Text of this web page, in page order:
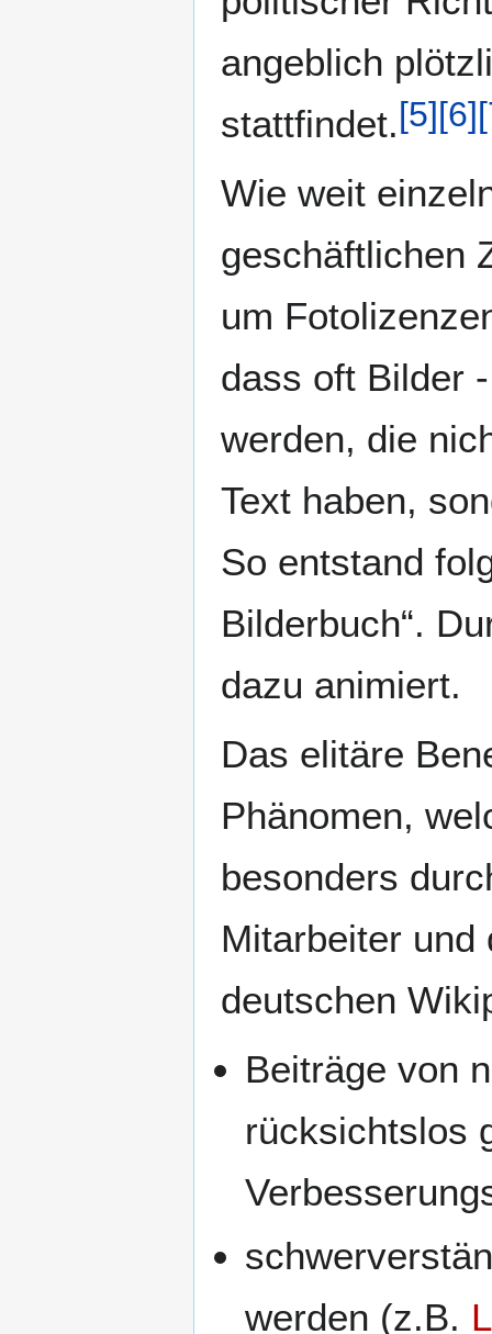
angeblich
stattfindet.[5][6][
Wie weit
geschäftlichen
um
dass oft Bilder
werden, die
Text haben,
So entstand
Bilderbuch“.
dazu animiert.
Das elitäre
Phänomen,
besonders
Mitarbeiter und
deutschen
Beiträge von
rücksichtslos
werden (z.B.